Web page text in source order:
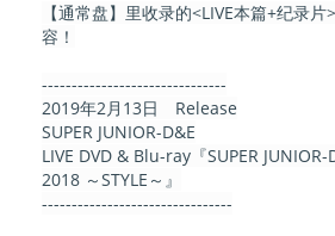
【通常盘】里收录的<LIVE本篇+纪录
容！
-------------------------------
2019年2月13日 Release
SUPER JUNIOR-D&E
LIVE DVD & Blu-ray『SUPER JUNIOR-
2018 ～STYLE～』
--------------------------------